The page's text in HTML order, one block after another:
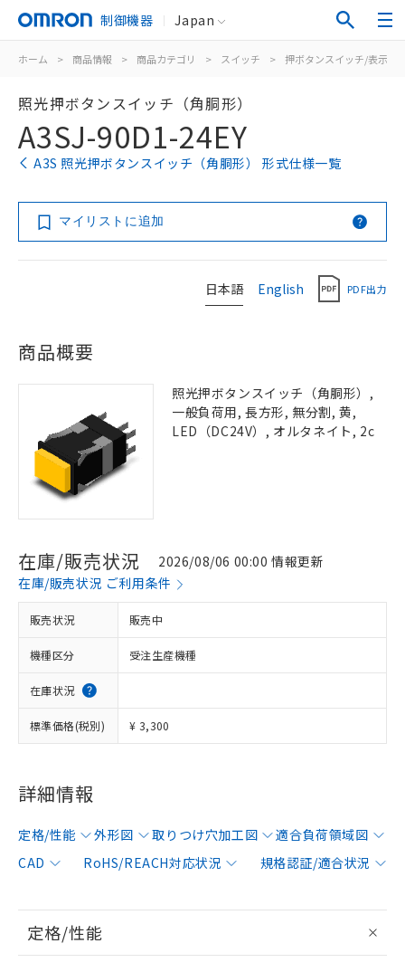
制御機器 Japan
ホーム > 商品情報 > 商品カテゴリ > スイッチ > 押ボタンスイッチ/表示灯
照光押ボタンスイッチ（角胴形）
A3SJ-90D1-24EY
A3S 照光押ボタンスイッチ（角胴形） 形式仕様一覧
マイリストに追加
日本語 English PDF出力
商品概要
照光押ボタンスイッチ（角胴形）,
一般負荷用, 長方形, 無分割, 黄,
LED（DC24V）, オルタネイト, 2c
在庫/販売状況
2026/08/06 00:00 情報更新
在庫/販売状況 ご利用条件
販売状況 販売中
機種区分 受注生産機種
在庫状況
標準価格(税別) ¥ 3,300
詳細情報
定格/性能 外形図 取りつけ穴加工図
適合負荷領域図
CAD
RoHS/REACH対応状況 規格認証/適合状況
定格/性能